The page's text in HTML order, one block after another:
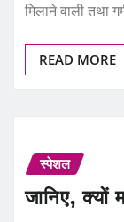
मिलाने वाली तथा
READ MORE
स्पेशल
जानिए, क्यों